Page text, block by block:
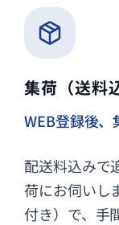
集荷（送料
WEB登録後、
配送料込みで
荷にお伺いし
付き）で、手